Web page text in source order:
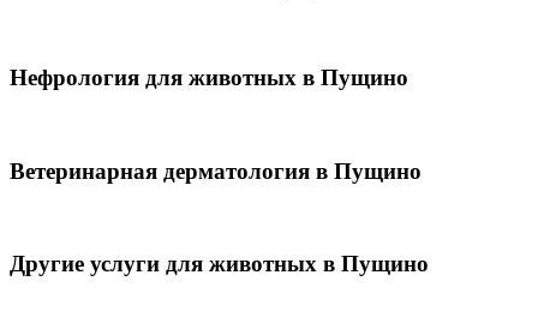
Нефрология для животных в Пущино
Ветеринарная дерматология в Пущино
Другие услуги для животных в Пущино